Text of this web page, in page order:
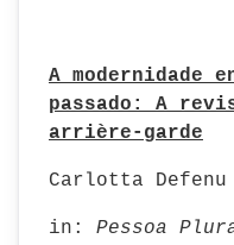
A modernidade
passado: A
arrière-garde
Carlotta Defenu
in: Pessoa